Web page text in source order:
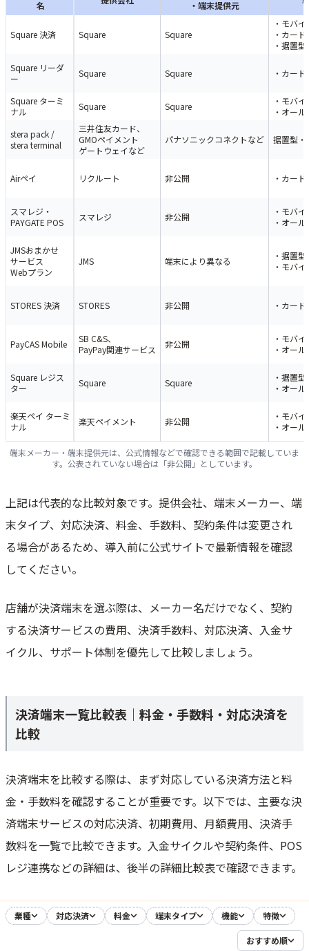
名
・端末提供元
Square 決済 Square Square
・モバ
・カー
・据置
Square リーダ
ー
Square Square ・カー
Square ターミ
ナル
Square Square
・モバ
・オー
stera pack /
stera terminal
三井住友カード、
GMOペイメント
ゲートウェイなど
パナソニックコネクトなど 据置型・
Airペイ リクルート 非公開 ・カー
スマレジ・
PAYGATE POS
スマレジ 非公開
・モバ
・オー
JMSおまかせ
サービス
Webプラン
JMS 端末により異なる
・据置型
・モバ
STORES 決済 STORES 非公開 ・カー
PayCAS Mobile
SB C&S、
PayPay関連サービス
非公開
・モバ
・オー
Square レジス
ター
Square Square
・据置型
・オー
楽天ペイ ターミ
ナル
楽天ペイメント 非公開
・モバ
・オー
端末メーカー・端末提供元は、公式情報などで確認できる範囲で記載していま
す。公表されていない場合は「非公開」としています。
上記は代表的な比較対象です。提供会社、端末メーカー、端
末タイプ、対応決済、料金、手数料、契約条件は変更され
る場合があるため、導入前に公式サイトで最新情報を確認
してください。
店舗が決済端末を選ぶ際は、メーカー名だけでなく、契約
する決済サービスの費用、決済手数料、対応決済、入金サ
イクル、サポート体制を優先して比較しましょう。
決済端末一覧比較表｜料金・手数料・対応決済を
比較
決済端末を比較する際は、まず対応している決済方法と料
金・手数料を確認することが重要です。以下では、主要な決
済端末サービスの対応決済、初期費用、月額費用、決済手
数料を一覧で比較できます。入金サイクルや契約条件、POS
レジ連携などの詳細は、後半の詳細比較表で確認できます。
業種 対応決済 料金 端末タイプ 機能 特徴
おすすめ順